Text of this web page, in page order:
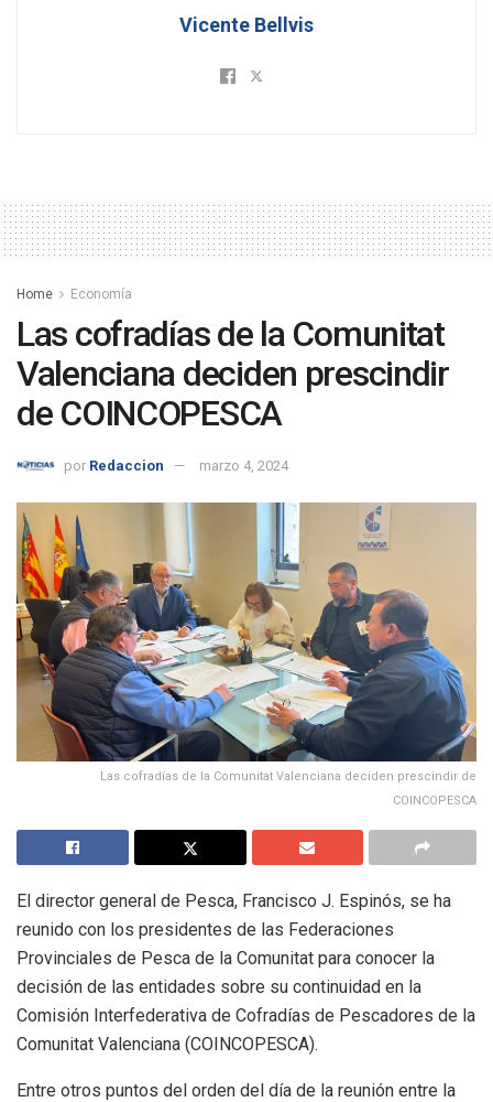
Vicente Bellvis
Home Economía
Las cofradías de la Comunitat
Valenciana deciden prescindir
de COINCOPESCA
por Redaccion marzo 4, 2024
Las cofradías de la Comunitat Valenciana deciden prescindir de
COINCOPESCA
El director general de Pesca, Francisco J. Espinós, se ha
reunido con los presidentes de las Federaciones
Provinciales de Pesca de la Comunitat para conocer la
decisión de las entidades sobre su continuidad en la
Comisión Interfederativa de Cofradías de Pescadores de la
Comunitat Valenciana (COINCOPESCA).
Entre otros puntos del orden del día de la reunión entre la